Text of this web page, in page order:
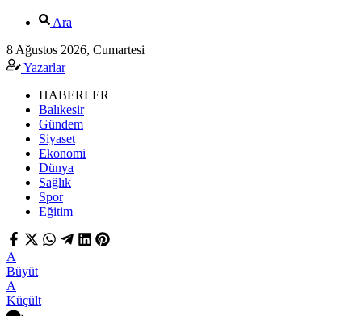
Ara
8 Ağustos 2026, Cumartesi
Yazarlar
HABERLER
Balıkesir
Gündem
Siyaset
Ekonomi
Dünya
Sağlık
Spor
Eğitim
A
Büyüt
A
Küçült